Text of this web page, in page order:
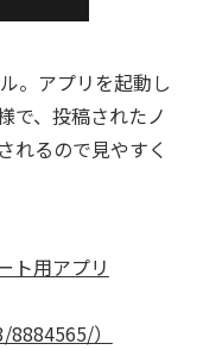
。アプリを起動し
で、投稿されたノ
れるので見やすく
ト用アプリ
）